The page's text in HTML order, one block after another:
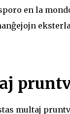
en la
multaj